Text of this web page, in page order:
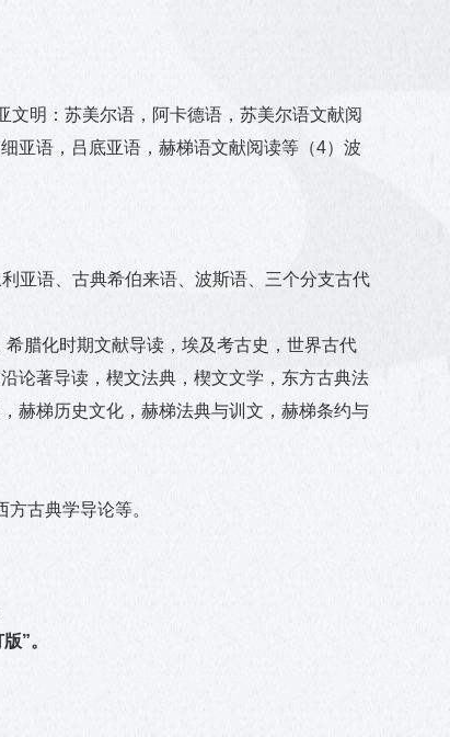
文明：苏美尔语，阿卡德语，苏美尔语文献阅
亚语，吕底亚语，赫梯语文献阅读等（4）波
亚语、古典希伯来语、波斯语、三个分支古代
腊化时期文献导读，埃及考古史，世界古代
论著导读，楔文法典，楔文文学，东方古典法
赫梯历史文化，赫梯法典与训文，赫梯条约与
古典学导论等。
版”。